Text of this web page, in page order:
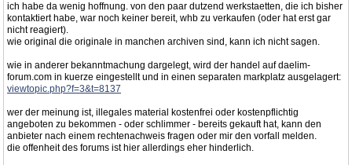
ich habe da wenig hoffnung. von den paar dutzend werkstaetten, die ich bisher
kontaktiert habe, war noch keiner bereit, whb zu verkaufen (oder hat erst gar
nicht reagiert).
wie original die originale in manchen archiven sind, kann ich nicht sagen.
wie in anderer bekanntmachung dargelegt, wird der handel auf daelim-
forum.com in kuerze eingestellt und in einen separaten markplatz ausgelagert:
viewtopic.php?f=3&t=8137
wer der meinung ist, illegales material kostenfrei oder kostenpflichtig
angeboten zu bekommen - oder schlimmer - bereits gekauft hat, kann den
anbieter nach einem rechtenachweis fragen oder mir den vorfall melden.
die offenheit des forums ist hier allerdings eher hinderlich.